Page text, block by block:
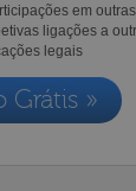
em
ligações a
legais
Grátis »